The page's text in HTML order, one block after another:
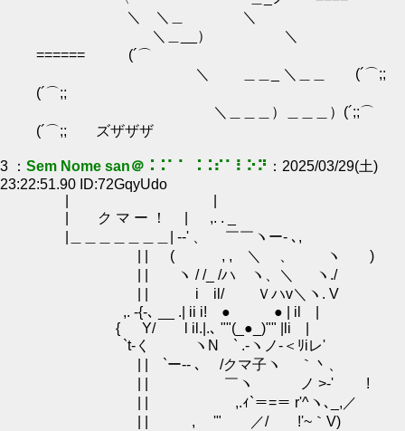
＼ ＼＿ ＼
＼＿__） ＼
====== (´⌒
＼ ＿＿_ ＼＿＿ (´⌒;;
(´⌒;;
＼＿＿＿）＿＿＿）(´;;⌒
(´⌒;; ズザザザ
3 ： Sem Nome san＠⠨⠨⠁⠁ ⠨⠨⠎⠁⠇⠕⠝ ：2025/03/29(土)
23:22:51.90 ID:72GqyUdo
| ク マ ー ！ | ,. . _
|＿＿＿＿＿＿＿| --' 、 ￣￣ヽー- ､,
| | ( , , ＼ 、 ヽ )
| | ヽ / /_ /ハ ヽ、＼ ヽ./
| | i il/ Ｖハv＼ヽ. V
,. -{-､ __ .| ii i! ● ● | il |
{ Y/ l il.|.､ ""(_●_)"" |li |
`t-く ヽN ` .-ヽノ-＜ﾘiレ'
| | `ー-- ､ /クマ子ヽ ｀丶、
| | ￣ヽ ノ >-' !
| | ,.ｨ`＝=＝ r'^ヽ､_,／
| | , '" ／/ !'~｀V)